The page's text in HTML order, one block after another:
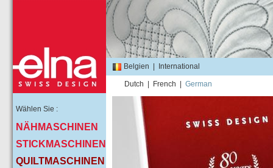
Belgien International
Dutch French German
Wählen Sie :
NÄHMASCHINEN
STICKMASCHINEN
QUILTMASCHINEN